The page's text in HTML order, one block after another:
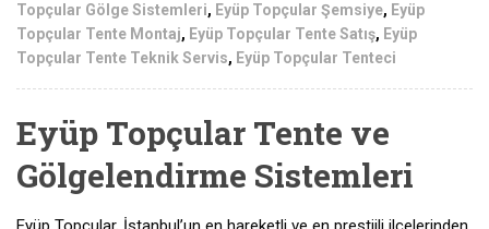
Topçular Gölge Sistemleri, Eyüp Topçular Şemsiye, Eyüp
Topçular Tente Montaj, Eyüp Topçular Tente Satış, Eyüp
Topçular Tente Teknik Servis, Eyüp Topçular Tenteci
Eyüp Topçular Tente ve
Gölgelendirme Sistemleri